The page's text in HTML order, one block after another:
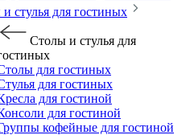
стулья для гостиных
Столы и стулья для
для гостиных
для гостиных
для гостиной
для гостиной
кофейные для гостиной